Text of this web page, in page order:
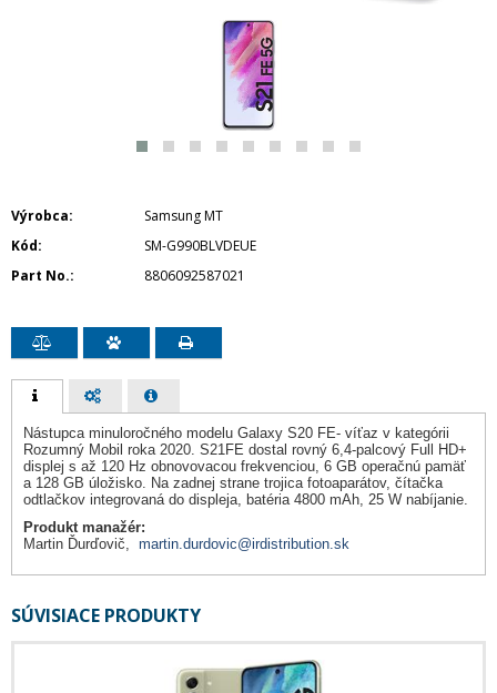
Výrobca
Samsung MT
Kód
SM-G990BLVDEUE
Part No.
8806092587021
Nástupca minuloročného modelu Galaxy S20 FE- víťaz v kategórii
Rozumný Mobil roka 2020. S21FE dostal rovný 6,4-palcový Full HD+
displej s až 120 Hz obnovovacou frekvenciou, 6 GB operačnú pamäť
a 128 GB úložisko. Na zadnej strane trojica fotoaparátov, čítačka
odtlačkov integrovaná do displeja, batéria 4800 mAh, 25 W nabíjanie.
Produkt manažér:
Martin Ďurďovič, martin.durdovic@irdistribution.sk
SÚVISIACE PRODUKTY